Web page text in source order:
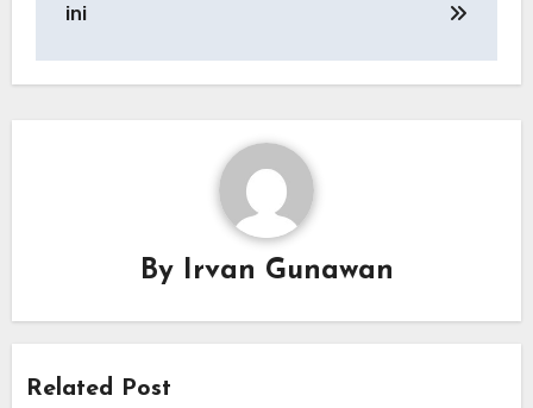
ini
By Irvan Gunawan
Related Post